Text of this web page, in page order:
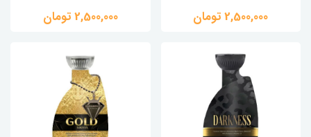
2,500,000 تومان 2,500,000 تومان